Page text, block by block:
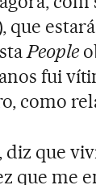
que
People
fui
como
que
que me